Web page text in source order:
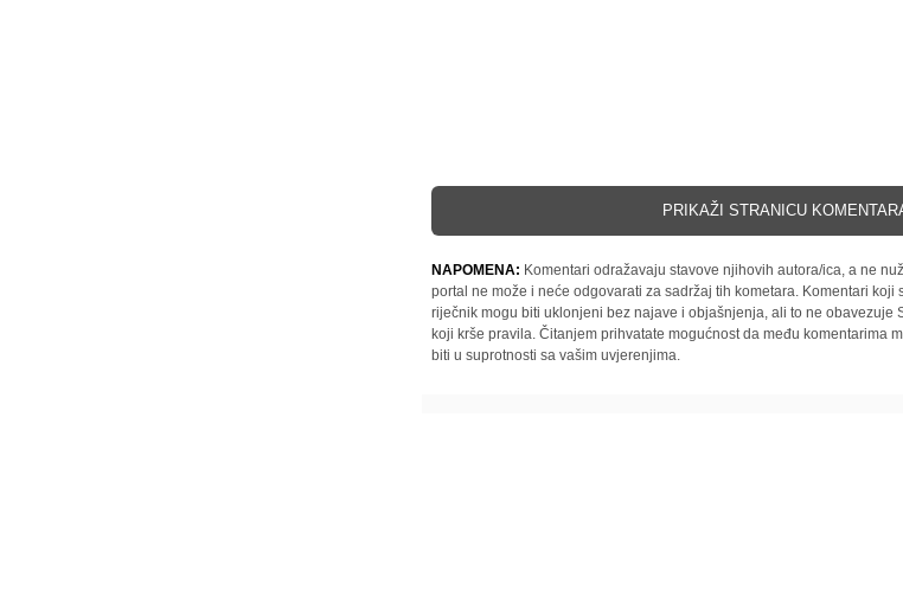
PRIKAŽI STRANICU
NAPOMENA: Komentari odražavaju stavove njihovih autora/ica, a ne
portal ne može i neće odgovarati za sadržaj tih kometara. Komentari
riječnik mogu biti uklonjeni bez najave i objašnjenja, ali to ne obavezuje
koji krše pravila. Čitanjem prihvatate mogućnost da među komentarima
biti u suprotnosti sa vašim uvjerenjima.